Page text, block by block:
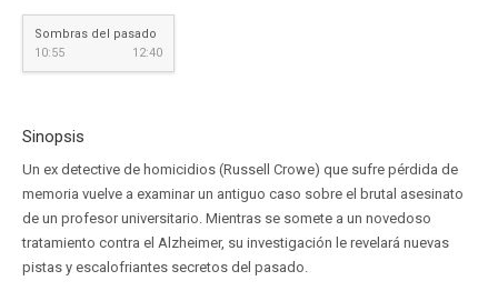
Sombras del pasado
10:55
12:40
Sinopsis
Un ex detective de homicidios (Russell Crowe) que sufre pérdida de
memoria vuelve a examinar un antiguo caso sobre el brutal asesinato
de un profesor universitario. Mientras se somete a un novedoso
tratamiento contra el Alzheimer, su investigación le revelará nuevas
pistas y escalofriantes secretos del pasado.